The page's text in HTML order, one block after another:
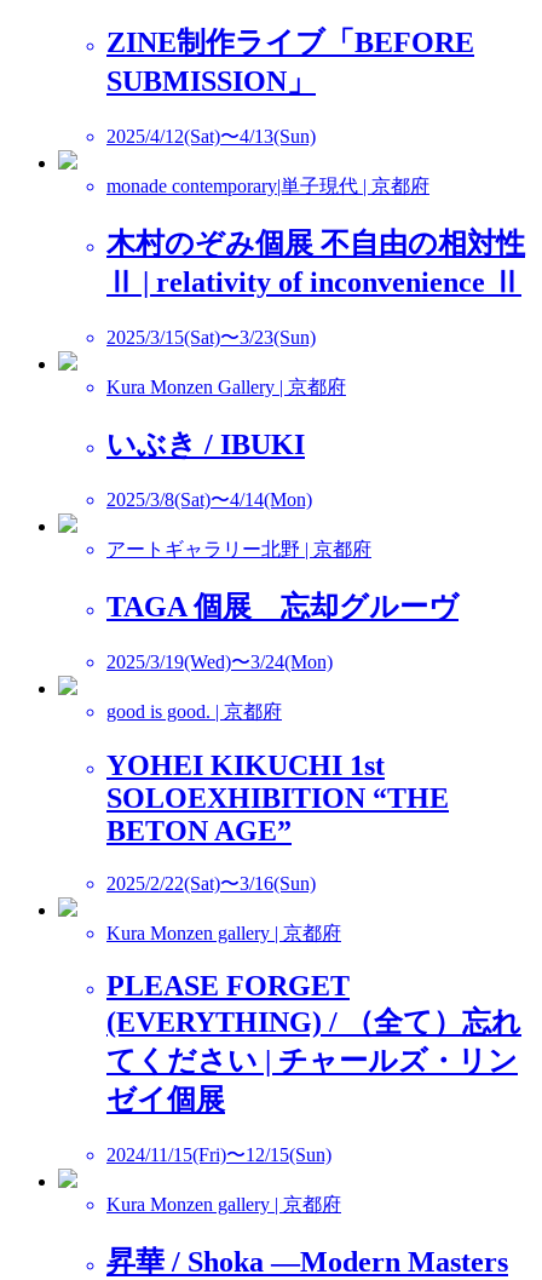
ZINE制作ライブ「BEFORE
SUBMISSION」
2025/4/12(Sat)〜4/13(Sun)
monade contemporary|単子現代 | 京都府
木村のぞみ個展 不自由の相対性
Ⅱ | relativity of inconvenience Ⅱ
2025/3/15(Sat)〜3/23(Sun)
Kura Monzen Gallery | 京都府
いぶき / IBUKI
2025/3/8(Sat)〜4/14(Mon)
アートギャラリー北野 | 京都府
TAGA 個展 忘却グルーヴ
2025/3/19(Wed)〜3/24(Mon)
good is good. | 京都府
YOHEI KIKUCHI 1st
SOLOEXHIBITION “THE
BETON AGE”
2025/2/22(Sat)〜3/16(Sun)
Kura Monzen gallery | 京都府
PLEASE FORGET
(EVERYTHING) / （全て）忘れ
てください | チャールズ・リン
ゼイ個展
2024/11/15(Fri)〜12/15(Sun)
Kura Monzen gallery | 京都府
昇華 / Shoka ―Modern Masters